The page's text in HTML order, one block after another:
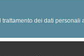
trattamento dei dati